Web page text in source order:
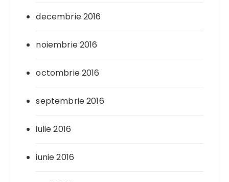
decembrie 2016
noiembrie 2016
octombrie 2016
septembrie 2016
iulie 2016
iunie 2016